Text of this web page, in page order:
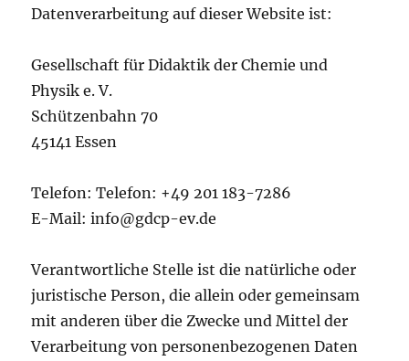
Datenverarbeitung auf dieser Website ist:
Gesellschaft für Didaktik der Chemie und
Physik e. V.
Schützenbahn 70
45141 Essen
Telefon: Telefon: +49 201 183-7286
E-Mail: info@gdcp-ev.de
Verantwortliche Stelle ist die natürliche oder
juristische Person, die allein oder gemeinsam
mit anderen über die Zwecke und Mittel der
Verarbeitung von personenbezogenen Daten